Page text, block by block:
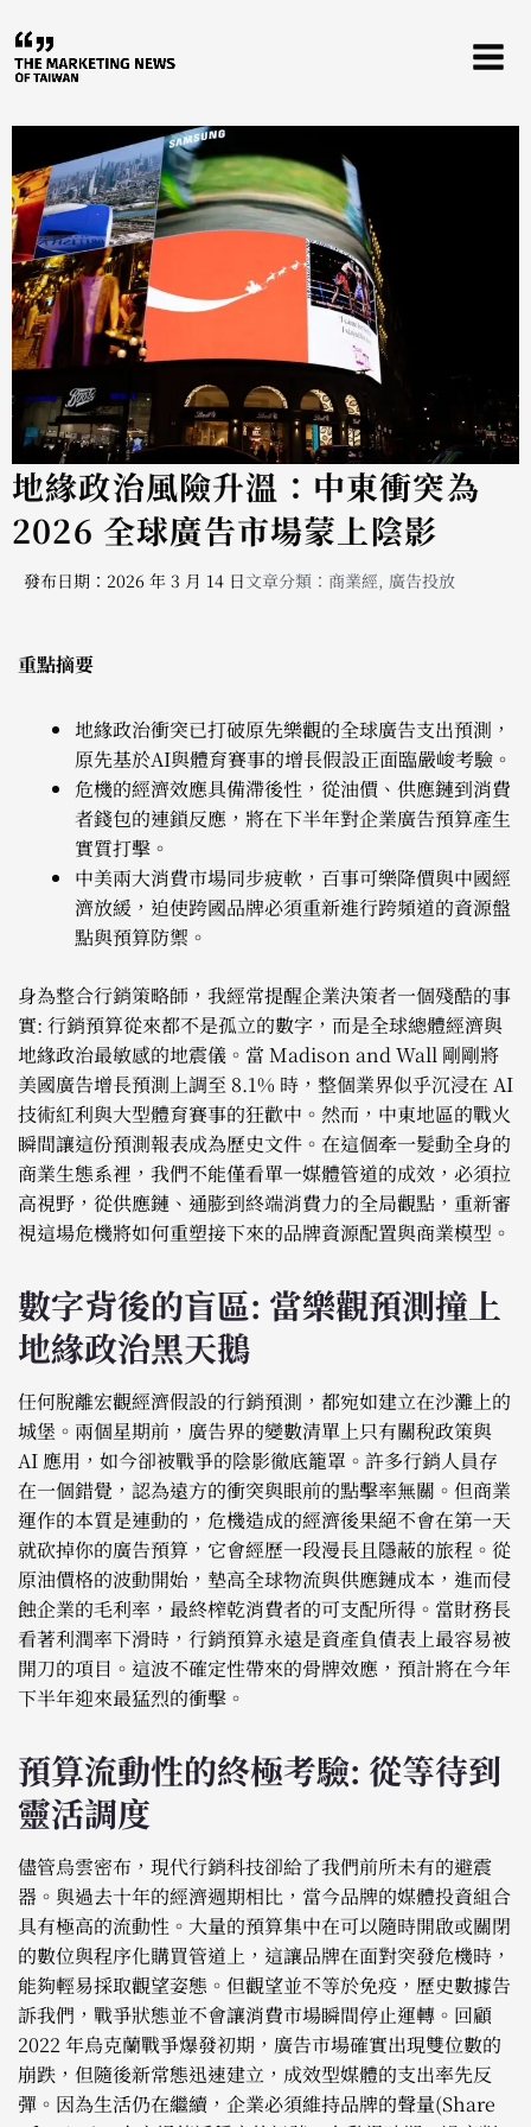
至
主
容
地緣政治風險升溫：中東衝突為
2026 全球廣告市場蒙上陰影
發布日期：2026 年 3 月 14 日文章分類： 商業經, 廣告投放
重點摘要
地緣政治衝突已打破原先樂觀的全球廣告支出預測，
原先基於AI與體育賽事的增長假設正面臨嚴峻考驗。
危機的經濟效應具備滯後性，從油價、供應鏈到消費
者錢包的連鎖反應，將在下半年對企業廣告預算產生
實質打擊。
中美兩大消費市場同步疲軟，百事可樂降價與中國經
濟放緩，迫使跨國品牌必須重新進行跨頻道的資源盤
點與預算防禦。
身為整合行銷策略師，我經常提醒企業決策者一個殘酷的事
實: 行銷預算從來都不是孤立的數字，而是全球總體經濟與
地緣政治最敏感的地震儀。當 Madison and Wall 剛剛將
美國廣告增長預測上調至 8.1% 時，整個業界似乎沉浸在 AI
技術紅利與大型體育賽事的狂歡中。然而，中東地區的戰火
瞬間讓這份預測報表成為歷史文件。在這個牽一髮動全身的
商業生態系裡，我們不能僅看單一媒體管道的成效，必須拉
高視野，從供應鏈、通膨到終端消費力的全局觀點，重新審
視這場危機將如何重塑接下來的品牌資源配置與商業模型。
數字背後的盲區: 當樂觀預測撞上
地緣政治黑天鵝
任何脫離宏觀經濟假設的行銷預測，都宛如建立在沙灘上的
城堡。兩個星期前，廣告界的變數清單上只有關稅政策與
AI 應用，如今卻被戰爭的陰影徹底籠罩。許多行銷人員存
在一個錯覺，認為遠方的衝突與眼前的點擊率無關。但商業
運作的本質是連動的，危機造成的經濟後果絕不會在第一天
就砍掉你的廣告預算，它會經歷一段漫長且隱蔽的旅程。從
原油價格的波動開始，墊高全球物流與供應鏈成本，進而侵
蝕企業的毛利率，最終榨乾消費者的可支配所得。當財務長
看著利潤率下滑時，行銷預算永遠是資產負債表上最容易被
開刀的項目。這波不確定性帶來的骨牌效應，預計將在今年
下半年迎來最猛烈的衝擊。
預算流動性的終極考驗: 從等待到
靈活調度
儘管烏雲密布，現代行銷科技卻給了我們前所未有的避震
器。與過去十年的經濟週期相比，當今品牌的媒體投資組合
具有極高的流動性。大量的預算集中在可以隨時開啟或關閉
的數位與程序化購買管道上，這讓品牌在面對突發危機時，
能夠輕易採取觀望姿態。但觀望並不等於免疫，歷史數據告
訴我們，戰爭狀態並不會讓消費市場瞬間停止運轉。回顧
2022 年烏克蘭戰爭爆發初期，廣告市場確實出現雙位數的
崩跌，但隨後新常態迅速建立，成效型媒體的支出率先反
彈。因為生活仍在繼續，企業必須維持品牌的聲量(Share